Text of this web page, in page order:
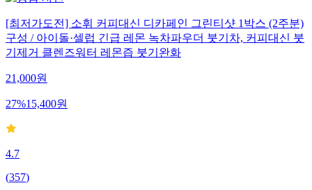
[최저가도전] 소휘 커피대신 디카페인 그린티샷 1박스 (2주분)
구성 / 아이돌·셀럽 긴급 레몬 녹차파우더 붓기차, 커피대신 붓
기제거 클렌즈워터 레몬즙 붓기완화
21,000원
27%15,400원
4.7
(357)